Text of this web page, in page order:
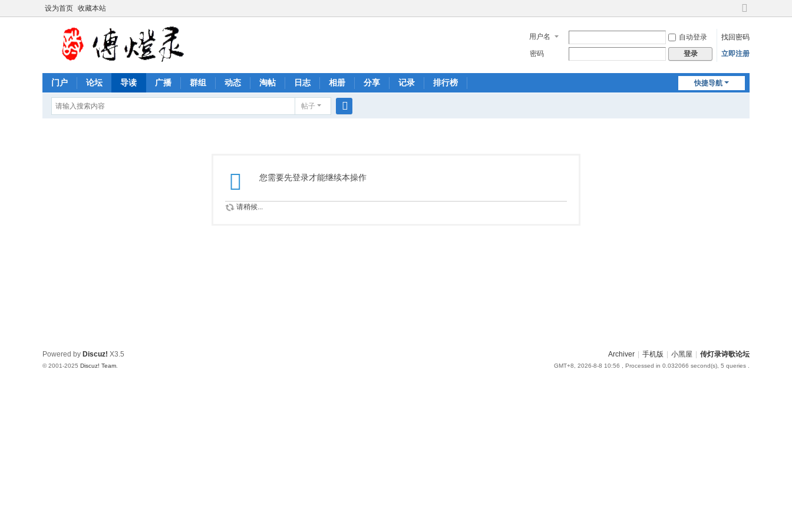
设为首页 收藏本站
切
到
宽
用户名 自动登录
找回密码
密码
登录 立即注册
快捷导航
门户 论坛 导读 广播 群组 动态 淘帖 日志 相册 分享 记录 排行榜
帖子
您需要先登录才能继续本操作
请稍候...
Archiver 手机版 小黑屋 传灯录诗歌论坛
GMT+8, 2026-8-8 10:56 , Processed in 0.032066 second(s), 5 queries .
Powered by Discuz! X3.5
© 2001-2025 Discuz! Team